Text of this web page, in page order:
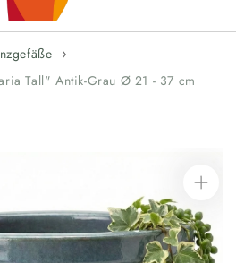
Tall" Antik-Grau Ø 21 - 37 cm